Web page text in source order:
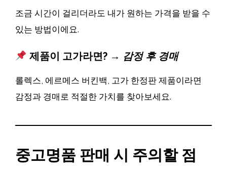
조금 시간이 걸리더라도 내가 원하는 가격을 받을 수
있는 방법이에요.
제품이 고가라면? → 감정 후 경매
롤렉스, 에르메스 버킨백, 고가 한정판 제품이라면
감정과 경매로 적절한 가치를 찾아보세요.
중고명품 판매 시 주의할 점